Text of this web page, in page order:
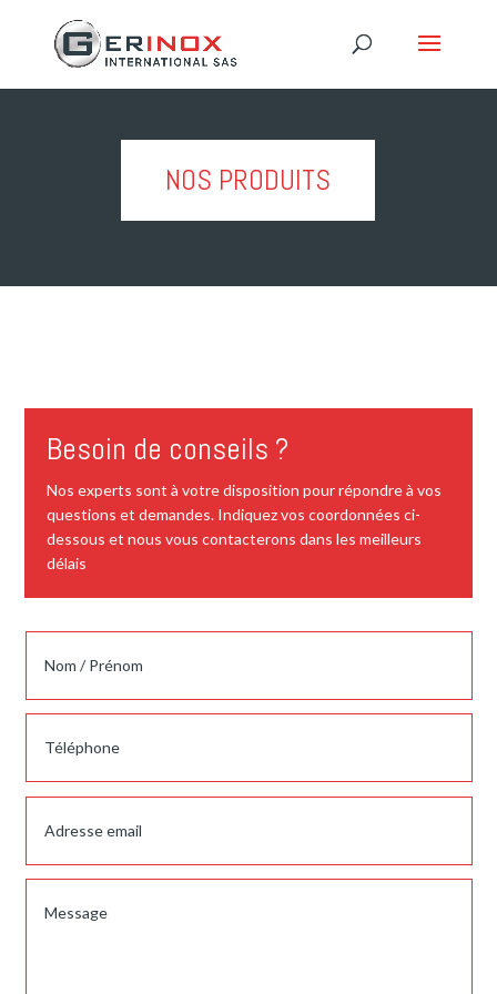
NOS PRODUITS
Besoin de conseils ?
Nos experts sont à votre disposition pour répondre à vos
questions et demandes. Indiquez vos coordonnées ci-
dessous et nous vous contacterons dans les meilleurs
délais